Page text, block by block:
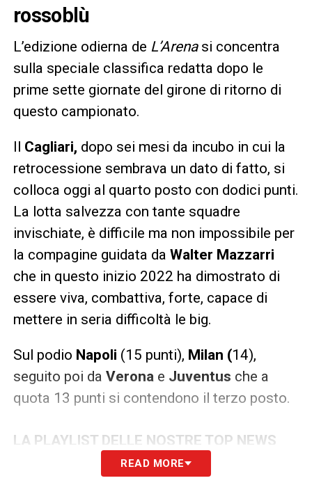
rossoblù
L’edizione odierna de L’Arenasi concentra
sulla speciale classifica redatta dopo le
prime sette giornate del girone di ritorno di
questo campionato.
Il Cagliari, dopo sei mesi da incubo in cui la
retrocessione sembrava un dato di fatto, si
colloca oggi al quarto posto con dodici punti.
La lotta salvezza con tante squadre
invischiate, è difficile ma non impossibile per
la compagine guidata da Walter Mazzarri
che in questo inizio 2022 ha dimostrato di
essere viva, combattiva, forte, capace di
mettere in seria difficoltà le big.
Sul podio Napoli (15 punti), Milan (14),
seguito poi da Verona e Juventus che a
quota 13 punti si contendono il terzo posto.
LA PLAYLIST DELLE NOSTRE TOP NEWS
READ MORE